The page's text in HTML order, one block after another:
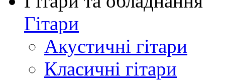
Гітари
Акустичні гітари
Класичні гітари